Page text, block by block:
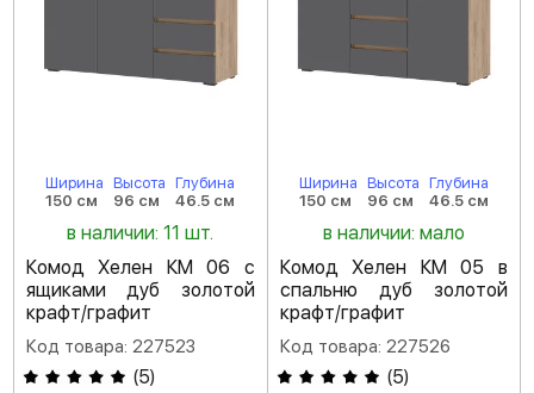
Ширина
150 см
Высота
96 см
Глубина
46.5 см
в наличии: 11 шт.
Комод Хелен КМ 06 с
ящиками дуб золотой
крафт/графит
Код товара: 227523
(5)
Ширина
150 см
Высота
96 см
Глубина
46.5 см
в наличии: мало
Комод Хелен КМ 05 в
спальню дуб золотой
крафт/графит
Код товара: 227526
(5)